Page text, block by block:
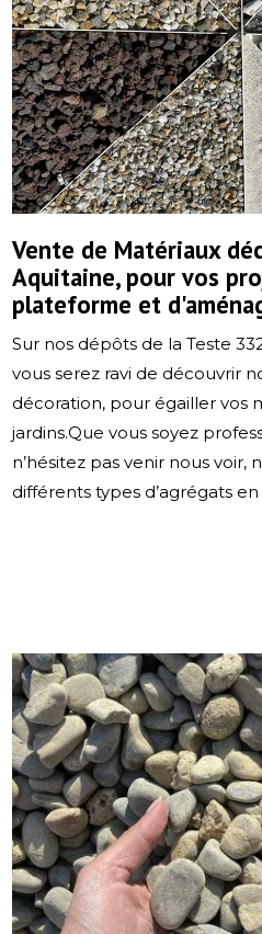
Vente de Matériaux
Aquitaine, pour vos
plateforme et
Sur nos dépôts de la Teste
vous serez ravi de découvrir
décoration, pour égailler vos
jardins.Que vous soyez
n’hésitez pas venir nous voir,
différents types d’agrégats en